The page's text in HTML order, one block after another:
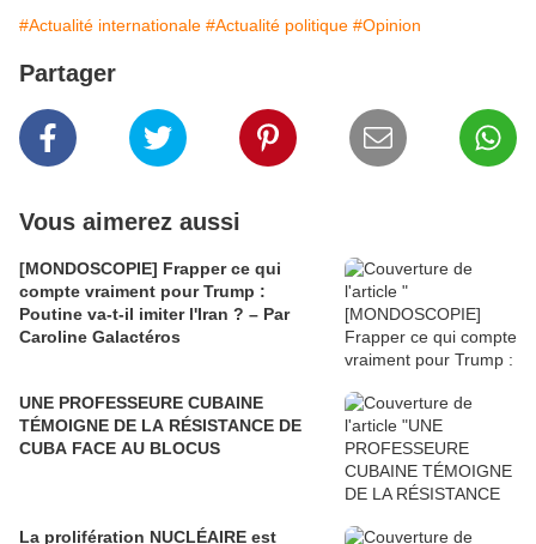
#Actualité internationale #Actualité politique #Opinion
Partager
Vous aimerez aussi
[MONDOSCOPIE] Frapper ce qui
compte vraiment pour Trump :
Poutine va-t-il imiter l'Iran ? – Par
Caroline Galactéros
UNE PROFESSEURE CUBAINE
TÉMOIGNE DE LA RÉSISTANCE DE
CUBA FACE AU BLOCUS
La prolifération NUCLÉAIRE est